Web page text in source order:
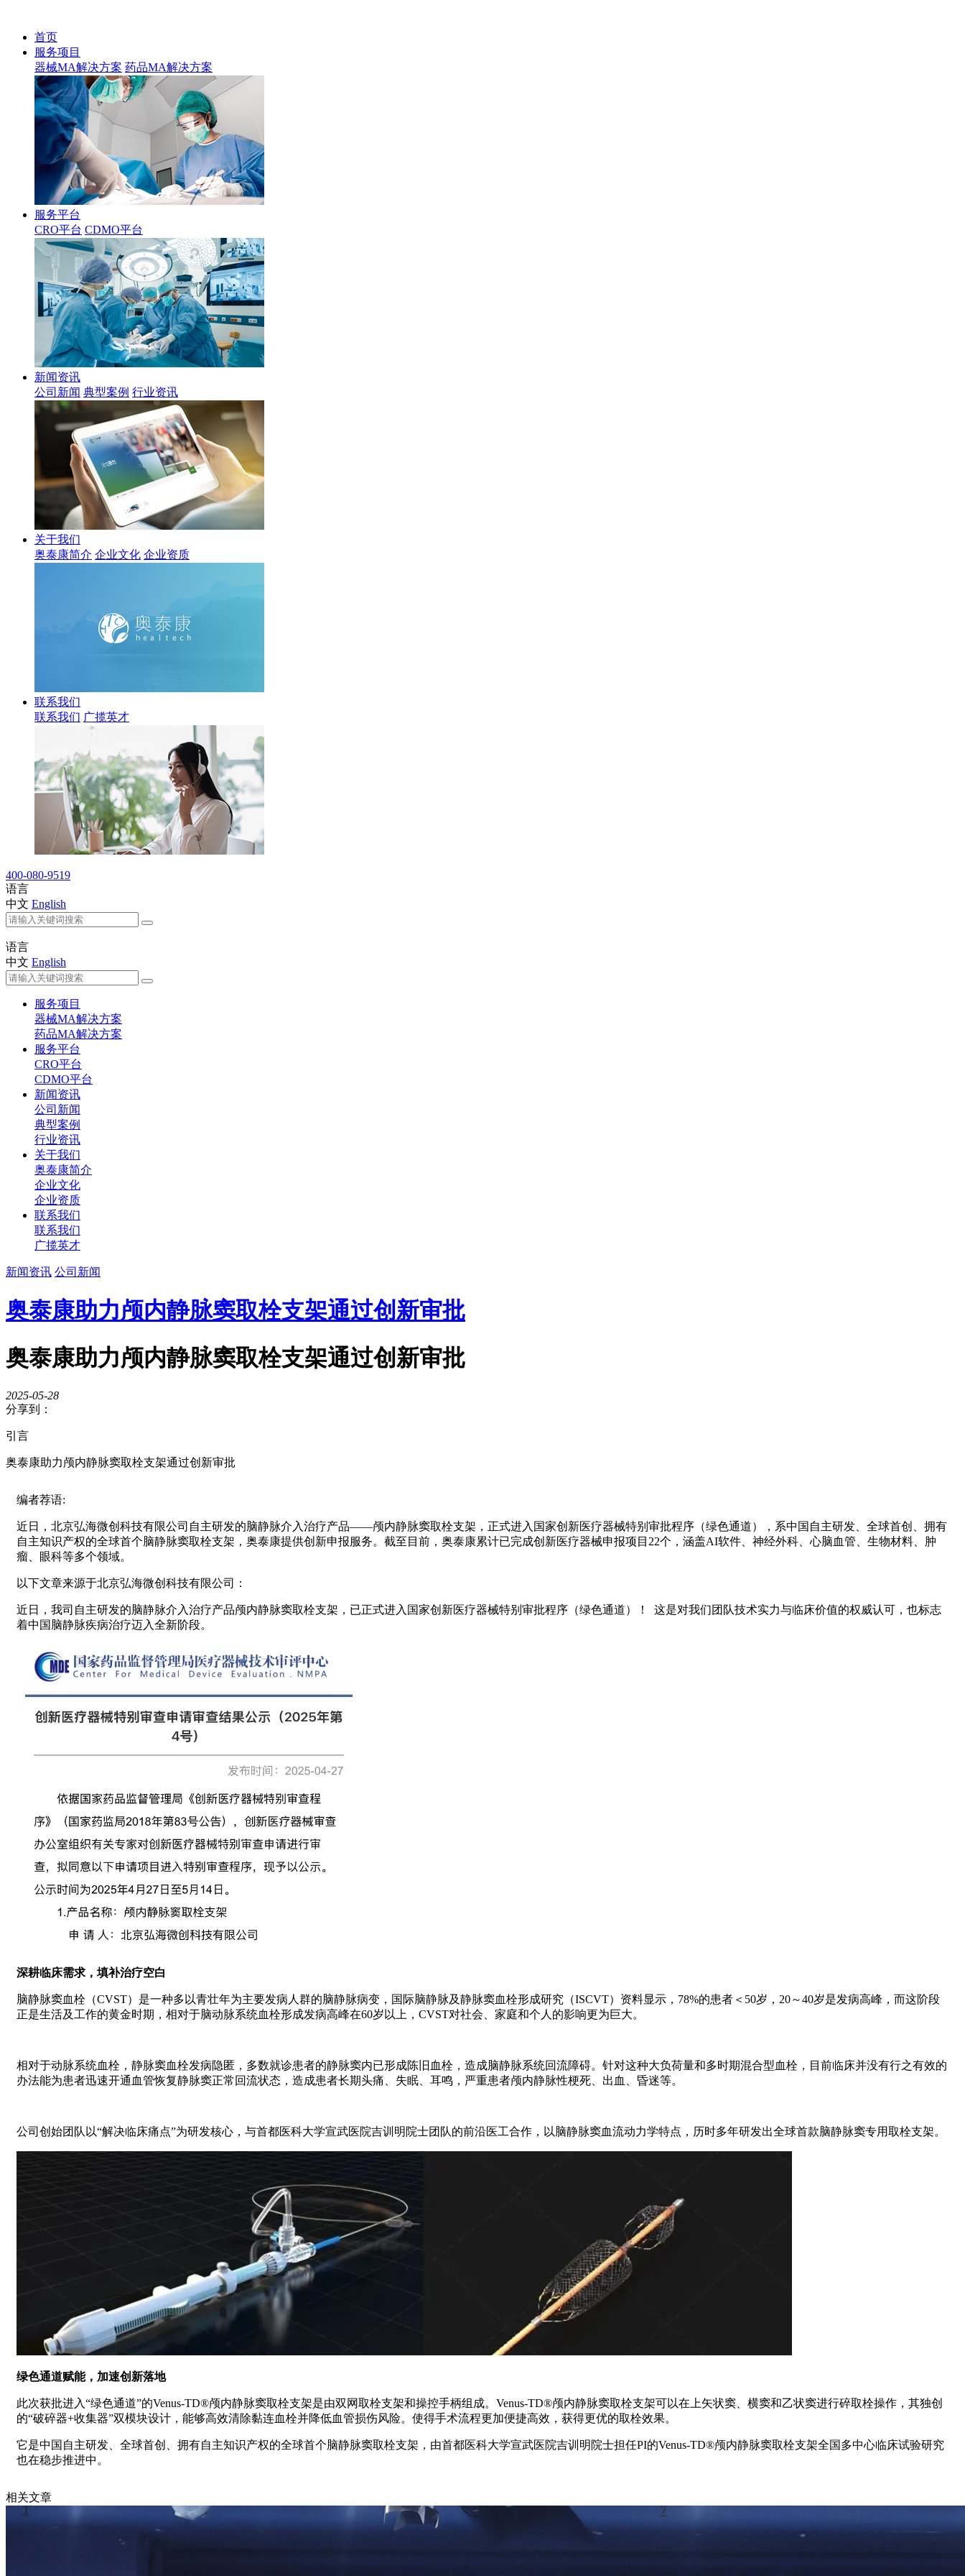
首页
服务项目
器械MA解决方案 药品MA解决方案
服务平台
CRO平台 CDMO平台
新闻资讯
公司新闻 典型案例 行业资讯
关于我们
奥泰康简介 企业文化 企业资质
联系我们
联系我们 广揽英才
400-080-9519
语言
中文 English
语言
中文 English
服务项目
器械MA解决方案
药品MA解决方案
服务平台
CRO平台
CDMO平台
新闻资讯
公司新闻
典型案例
行业资讯
关于我们
奥泰康简介
企业文化
企业资质
联系我们
联系我们
广揽英才
新闻资讯 公司新闻
奥泰康助力颅内静脉窦取栓支架通过创新审批
奥泰康助力颅内静脉窦取栓支架通过创新审批
2025-05-28
分享到：
引言
奥泰康助力颅内静脉窦取栓支架通过创新审批
编者荐语:
近日，北京弘海微创科技有限公司自主研发的脑静脉介入治疗产品——颅内静脉窦取栓支架，正式进入国家创新医疗器械特别审批程序（绿色通道），系中国自主研发、全球首创、拥有
自主知识产权的全球首个脑静脉窦取栓支架，奥泰康提供创新申报服务。截至目前，奥泰康累计已完成创新医疗器械申报项目22个，涵盖AI软件、神经外科、心脑血管、生物材料、肿
瘤、眼科等多个领域。
以下文章来源于北京弘海微创科技有限公司：
近日，我司自主研发的脑静脉介入治疗产品颅内静脉窦取栓支架，已正式进入国家创新医疗器械特别审批程序（绿色通道）！ 这是对我们团队技术实力与临床价值的权威认可，也标志
着中国脑静脉疾病治疗迈入全新阶段。
深耕临床需求，填补治疗空白
脑静脉窦血栓（CVST）是一种多以青壮年为主要发病人群的脑静脉病变，国际脑静脉及静脉窦血栓形成研究（ISCVT）资料显示，78%的患者＜50岁，20～40岁是发病高峰，而这阶段
正是生活及工作的黄金时期，相对于脑动脉系统血栓形成发病高峰在60岁以上，CVST对社会、家庭和个人的影响更为巨大。
相对于动脉系统血栓，静脉窦血栓发病隐匿，多数就诊患者的静脉窦内已形成陈旧血栓，造成脑静脉系统回流障碍。针对这种大负荷量和多时期混合型血栓，目前临床并没有行之有效的
办法能为患者迅速开通血管恢复静脉窦正常回流状态，造成患者长期头痛、失眠、耳鸣，严重患者颅内静脉性梗死、出血、昏迷等。
公司创始团队以“解决临床痛点”为研发核心，与首都医科大学宣武医院吉训明院士团队的前沿医工合作，以脑静脉窦血流动力学特点，历时多年研发出全球首款脑静脉窦专用取栓支架。
绿色通道赋能，加速创新落地
此次获批进入“绿色通道”的Venus-TD®颅内静脉窦取栓支架是由双网取栓支架和操控手柄组成。Venus-TD®颅内静脉窦取栓支架可以在上矢状窦、横窦和乙状窦进行碎取栓操作，其独创
的“破碎器+收集器”双模块设计，能够高效清除黏连血栓并降低血管损伤风险。使得手术流程更加便捷高效，获得更优的取栓效果。
它是中国自主研发、全球首创、拥有自主知识产权的全球首个脑静脉窦取栓支架，由首都医科大学宣武医院吉训明院士担任PI的Venus-TD®颅内静脉窦取栓支架全国多中心临床试验研究
也在稳步推进中。
相关文章